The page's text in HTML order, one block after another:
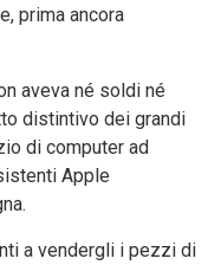
prima ancora
aveva né soldi né
distintivo dei grandi
di computer ad
Apple
a vendergli i pezzi di